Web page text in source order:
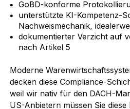
GoBD-konforme
unterstützte KI-Kompetenz-
Nachweismechanik,
dokumentierter Verzicht auf
nach Artikel 5
Moderne
decken diese Compliance-
weil wir nativ für den DACH-
US-Anbietern müssen Sie